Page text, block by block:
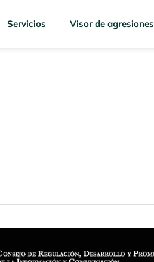
Servicios Visor de agresiones